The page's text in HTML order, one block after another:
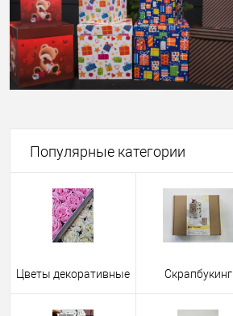
Популярные категории
Цветы декоративные Скрапбукинг